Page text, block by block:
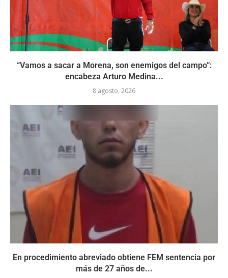
“Vamos a sacar a Morena, son enemigos del campo”:
encabeza Arturo Medina...
8 agosto, 2026
En procedimiento abreviado obtiene FEM sentencia por
más de 27 años de...